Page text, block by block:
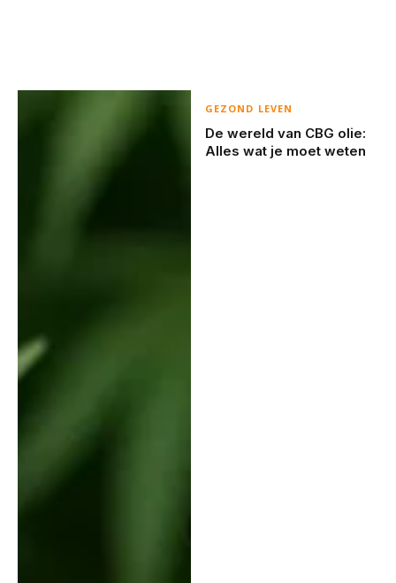
GEZOND LEVEN
De wereld van CBG olie:
Alles wat je moet weten